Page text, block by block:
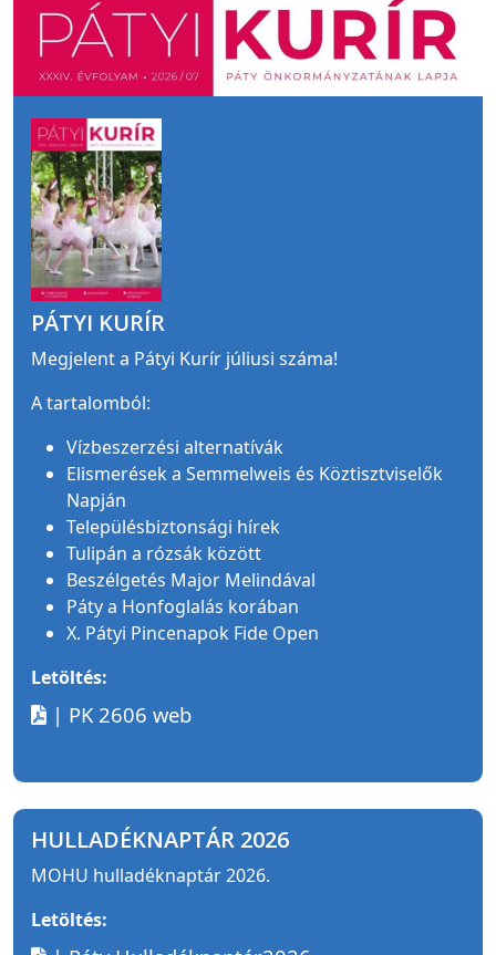
PÁTYI KURÍR
Megjelent a Pátyi Kurír júliusi száma!
A tartalomból:
Vízbeszerzési alternatívák
Elismerések a Semmelweis és Köztisztviselők
Napján
Településbiztonsági hírek
Tulipán a rózsák között
Beszélgetés Major Melindával
Páty a Honfoglalás korában
X. Pátyi Pincenapok Fide Open
Letöltés:
| PK 2606 web
HULLADÉKNAPTÁR 2026
MOHU hulladéknaptár 2026.
Letöltés: